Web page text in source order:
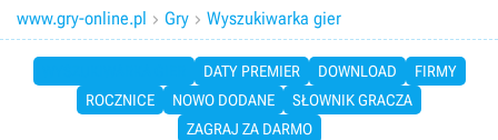
www.gry-online.pl  Gry  Wyszukiwarka gier
DATY PREMIER DOWNLOAD
FIRMY
ROCZNICE
NOWO DODANE
SŁOWNIK GRACZA
ZAGRAJ ZA DARMO